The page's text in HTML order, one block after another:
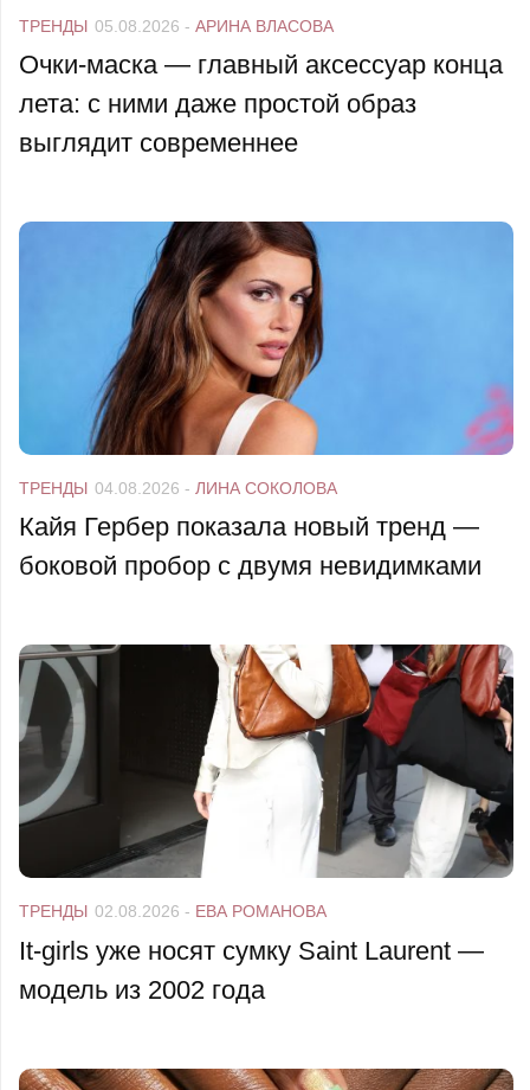
ТРЕНДЫ 05.08.2026 - АРИНА ВЛАСОВА
Очки-маска — главный аксессуар конца
лета: с ними даже простой образ
выглядит современнее
ТРЕНДЫ 04.08.2026 - ЛИНА СОКОЛОВА
Кайя Гербер показала новый тренд —
боковой пробор с двумя невидимками
ТРЕНДЫ 02.08.2026 - ЕВА РОМАНОВА
It-girls уже носят сумку Saint Laurent —
модель из 2002 года